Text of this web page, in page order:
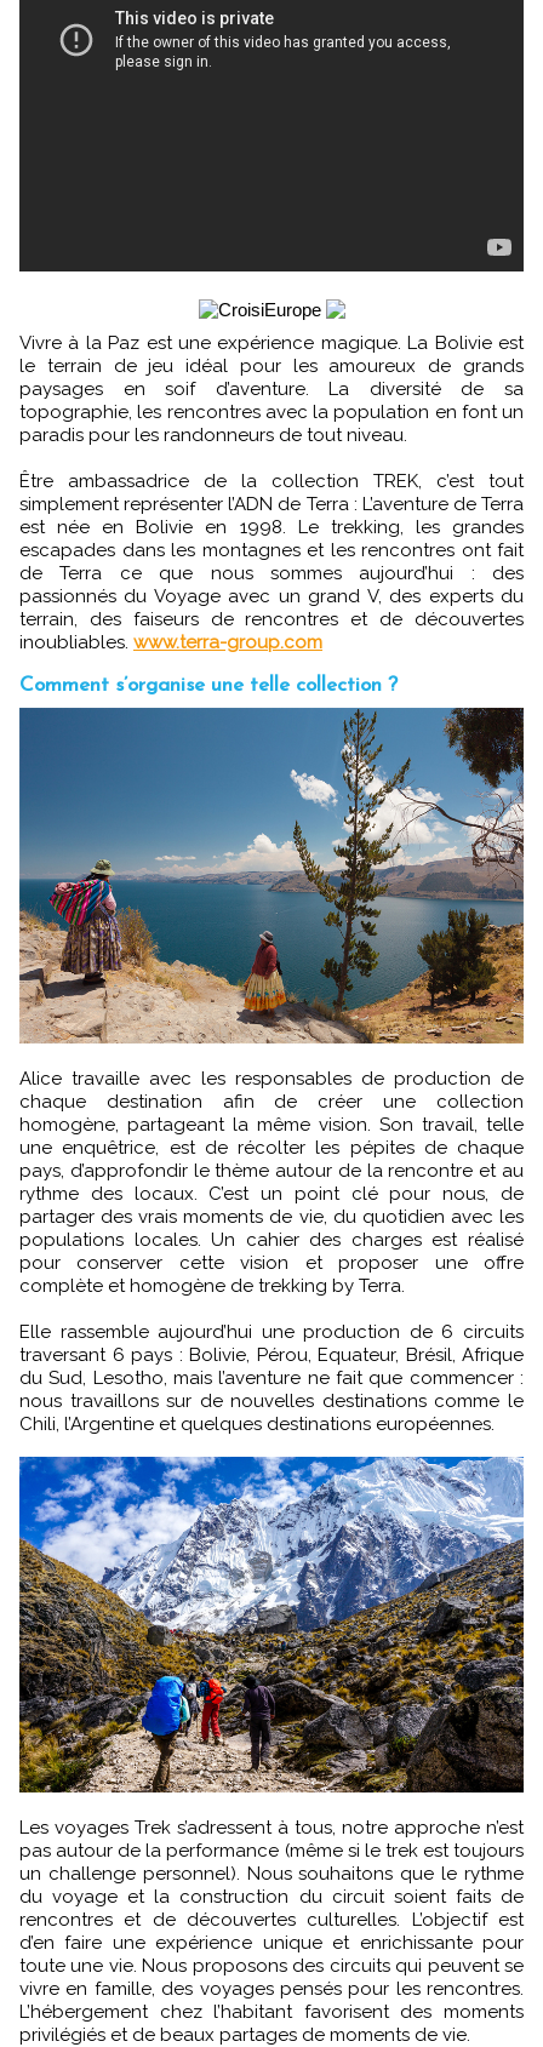
Vivre à la Paz est une expérience magique. La Bolivie est
le terrain de jeu idéal pour les amoureux de grands
paysages en soif d’aventure. La diversité de sa
topographie, les rencontres avec la population en font un
paradis pour les randonneurs de tout niveau.
Être ambassadrice de la collection TREK, c’est tout
simplement représenter l’ADN de Terra : L’aventure de Terra
est née en Bolivie en 1998. Le trekking, les grandes
escapades dans les montagnes et les rencontres ont fait
de Terra ce que nous sommes aujourd’hui : des
passionnés du Voyage avec un grand V, des experts du
terrain, des faiseurs de rencontres et de découvertes
inoubliables. www.terra-group.com
Comment s’organise une telle collection ?
Alice travaille avec les responsables de production de
chaque destination afin de créer une collection
homogène, partageant la même vision. Son travail, telle
une enquêtrice, est de récolter les pépites de chaque
pays, d’approfondir le thème autour de la rencontre et au
rythme des locaux. C’est un point clé pour nous, de
partager des vrais moments de vie, du quotidien avec les
populations locales. Un cahier des charges est réalisé
pour conserver cette vision et proposer une offre
complète et homogène de trekking by Terra.
Elle rassemble aujourd’hui une production de 6 circuits
traversant 6 pays : Bolivie, Pérou, Equateur, Brésil, Afrique
du Sud, Lesotho, mais l’aventure ne fait que commencer :
nous travaillons sur de nouvelles destinations comme le
Chili, l’Argentine et quelques destinations européennes.
Les voyages Trek s’adressent à tous, notre approche n’est
pas autour de la performance (même si le trek est toujours
un challenge personnel). Nous souhaitons que le rythme
du voyage et la construction du circuit soient faits de
rencontres et de découvertes culturelles. L’objectif est
d’en faire une expérience unique et enrichissante pour
toute une vie. Nous proposons des circuits qui peuvent se
vivre en famille, des voyages pensés pour les rencontres.
L’hébergement chez l’habitant favorisent des moments
privilégiés et de beaux partages de moments de vie.